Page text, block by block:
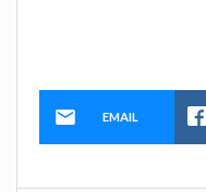
EMAIL